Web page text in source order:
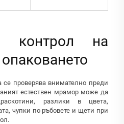
контрол на
проверява внимателно преди
естествен мрамор може да
разлики в цвета,
чупки по ръбовете и щети при